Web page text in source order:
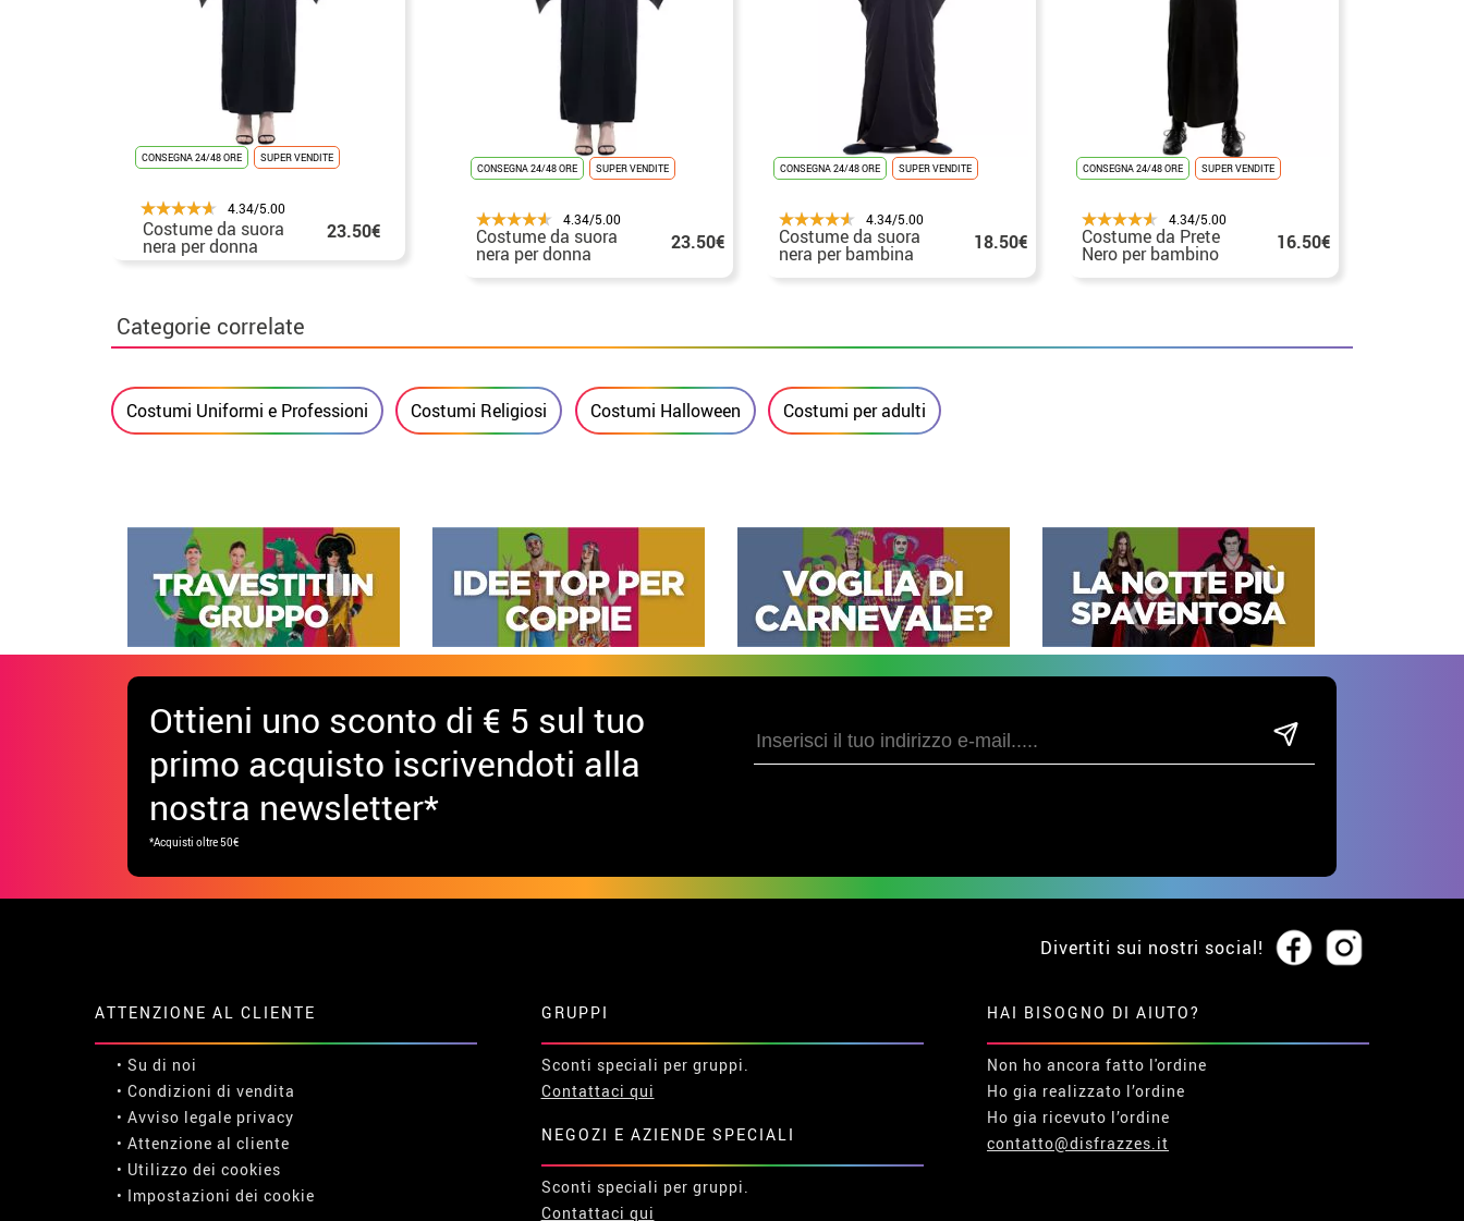
CONSEGNA 24/48 ORE SUPER VENDITE
4.34/5.00
Costume da suora
nera per donna
23.50€
CONSEGNA 24/48 ORE SUPER VENDITE
4.34/5.00
Costume da suora
nera per donna 23.50€
CONSEGNA 24/48 ORE SUPER VENDITE
4.34/5.00
Costume da suora
nera per bambina 18.50€
CONSEGNA 24/48 ORE SUPER VENDITE
4.34/5.00
Costume da Prete
Nero per bambino 16.50€
Categorie correlate
Costumi Uniformi e Professioni Costumi Religiosi Costumi Halloween Costumi per adulti
Ottieni uno sconto di € 5 sul tuo
primo acquisto iscrivendoti alla
nostra newsletter*
*Acquisti oltre 50€
Divertiti sui nostri social!
ATTENZIONE AL CLIENTE
• Su di noi
• Condizioni di vendita
• Avviso legale privacy
• Attenzione al cliente
• Utilizzo dei cookies
• Impostazioni dei cookie
GRUPPI
Sconti speciali per gruppi.
Contattaci qui
NEGOZI E AZIENDE SPECIALI
Sconti speciali per gruppi.
Contattaci qui
HAI BISOGNO DI AIUTO?
Non ho ancora fatto l'ordine
Ho gia realizzato l’ordine
Ho gia ricevuto l’ordine
contatto@disfrazzes.it